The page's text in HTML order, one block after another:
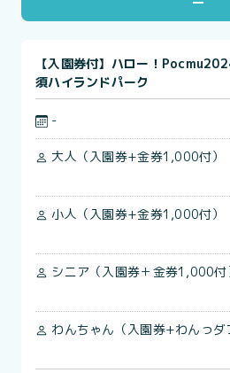
【入園券付】ハロー！
須ハイランドパーク
-
大人（入園券+金券1,000付）
小人（入園券+金券1,000付）
シニア（入園券＋金券1,000付
わんちゃん（入園券+わんっダ